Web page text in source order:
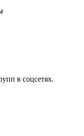
в соцсетях.